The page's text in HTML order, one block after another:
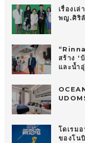
เรื่องเ
พญ.ศิริ
สร้าง ‘
และน้ำ
โดเรม
ของโน